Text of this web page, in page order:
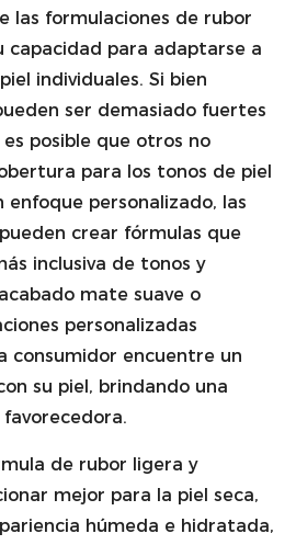
las formulaciones de rubor
capacidad para adaptarse a
individuales. Si bien
ser demasiado fuertes
posible que otros no
para los tonos de piel
enfoque personalizado, las
crear fórmulas que
inclusiva de tonos y
mate suave o
personalizadas
consumidor encuentre un
su piel, brindando una
de rubor ligera y
mejor para la piel seca,
húmeda e hidratada,